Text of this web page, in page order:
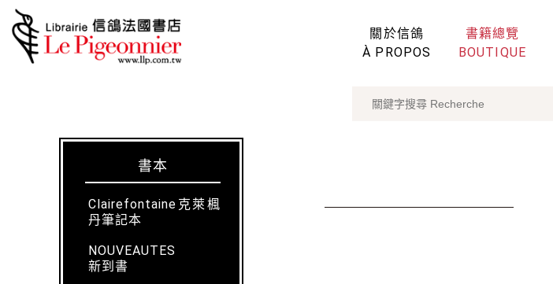
關於信鴿
À PROPOS
書籍總覽
BOUTIQUE
書本
Clairefontaine克萊楓
丹筆記本
NOUVEAUTES
新到書